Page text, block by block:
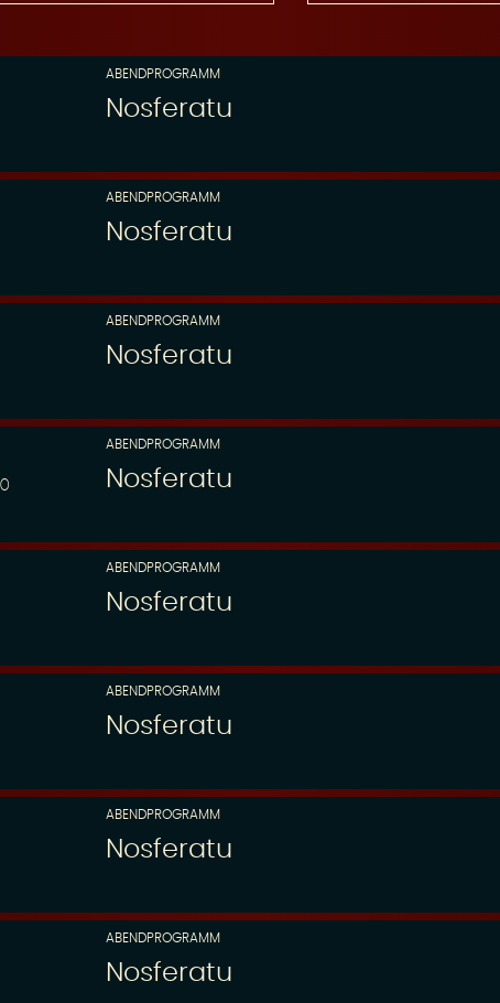
ABENDPROGRAMM
Nosferatu
ABENDPROGRAMM
Nosferatu
ABENDPROGRAMM
Nosferatu
ABENDPROGRAMM
Nosferatu
ABENDPROGRAMM
Nosferatu
ABENDPROGRAMM
Nosferatu
ABENDPROGRAMM
Nosferatu
ABENDPROGRAMM
Nosferatu